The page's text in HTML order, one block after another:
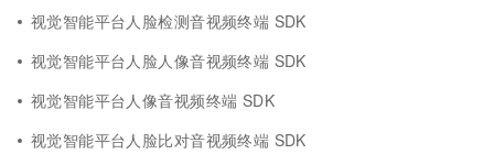
视觉智能平台人脸检测音视频终端 SDK
视觉智能平台人脸人像音视频终端 SDK
视觉智能平台人像音视频终端 SDK
视觉智能平台人脸比对音视频终端 SDK